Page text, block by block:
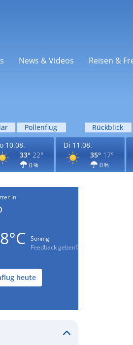
News & Videos Reisen &
Pollenflug
Rückblick
10.08.
33° 22°
0 %
Di 11.08.
35° 17°
0 %
in
Sonnig
Feedback geben
heute